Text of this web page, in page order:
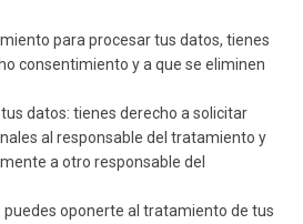
para procesar tus datos, tienes
consentimiento y a que se eliminen
datos: tienes derecho a solicitar
al responsable del tratamiento y
a otro responsable del
puedes oponerte al tratamiento de tus